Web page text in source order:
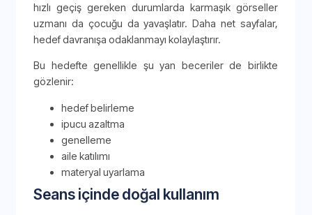
hızlı geçiş gereken durumlarda karmaşık görseller
uzmanı da çocuğu da yavaşlatır. Daha net sayfalar,
hedef davranışa odaklanmayı kolaylaştırır.
Bu hedefte genellikle şu yan beceriler de birlikte
gözlenir:
hedef belirleme
ipucu azaltma
genelleme
aile katılımı
materyal uyarlama
Seans içinde doğal kullanım